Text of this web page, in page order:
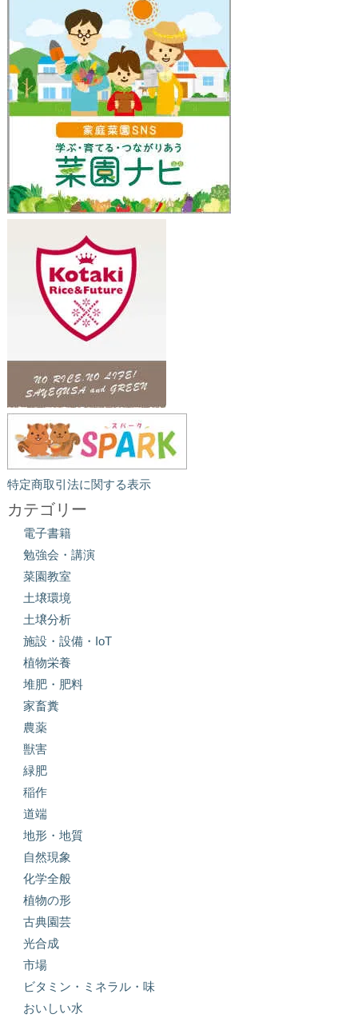
特定商取引法に関する表示
カテゴリー
電子書籍
勉強会・講演
菜園教室
土壌環境
土壌分析
施設・設備・IoT
植物栄養
堆肥・肥料
家畜糞
農薬
獣害
緑肥
稲作
道端
地形・地質
自然現象
化学全般
植物の形
古典園芸
光合成
市場
ビタミン・ミネラル・味
おいしい水